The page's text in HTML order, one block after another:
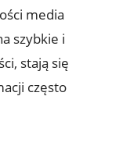
media
szybkie i
stają się
często